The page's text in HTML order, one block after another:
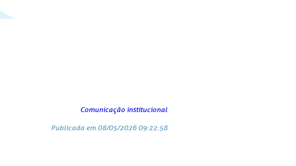
Comunicação institucional
Publicada em 08/05/2026 09:22:58